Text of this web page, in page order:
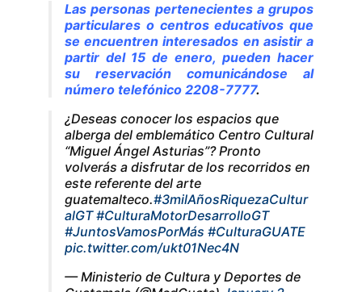
Las personas pertenecientes a grupos
particulares o centros educativos que
se encuentren interesados en asistir a
partir del 15 de enero, pueden hacer
su reservación comunicándose al
número telefónico 2208-7777.
¿Deseas conocer los espacios que
alberga del emblemático Centro Cultural
“Miguel Ángel Asturias”? Pronto
volverás a disfrutar de los recorridos en
este referente del arte
guatemalteco.#3milAñosRiquezaCultur
alGT #CulturaMotorDesarrolloGT
#JuntosVamosPorMás #CulturaGUATE
pic.twitter.com/ukt01Nec4N
— Ministerio de Cultura y Deportes de